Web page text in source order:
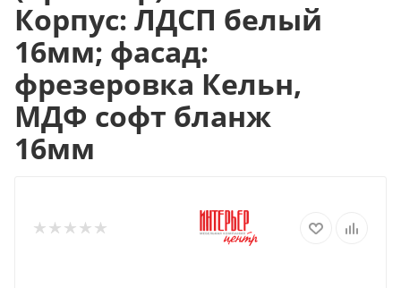
Корпус: ЛДСП белый
16мм; фасад:
фрезеровка Кельн,
МДФ софт бланж
16мм